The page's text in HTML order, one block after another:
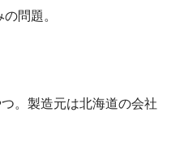
問題。
。製造元は北海道の会社